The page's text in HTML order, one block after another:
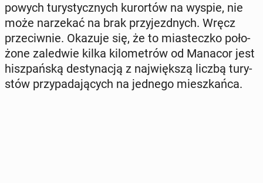
po­wych tu­ry­stycz­nych ku­ror­tów na wyspie, nie
może na­rze­kać na brak przy­jezd­nych. Wręcz
prze­ciw­nie. Okazuje się, że to mia­stecz­ko po­ło­
żo­ne za­le­d­wie kilka ki­lo­me­trów od Manacor jest
hisz­pań­ską de­sty­na­cją z naj­więk­szą liczbą tu­ry­
stów przy­pa­da­ją­cych na jednego miesz­kań­ca.